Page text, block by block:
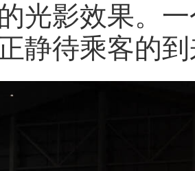
光影效果。
静待乘客的